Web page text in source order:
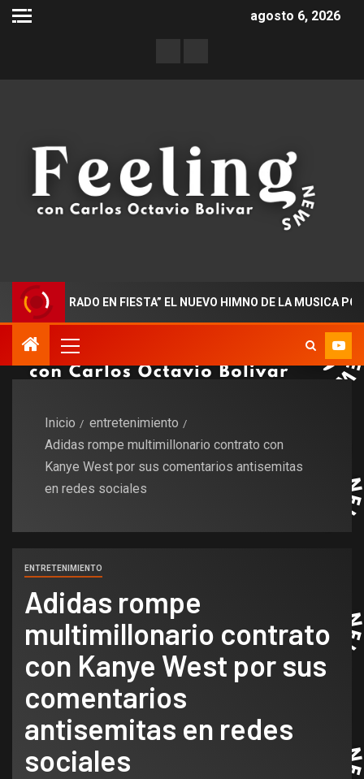
agosto 6, 2026
EN FIESTA” EL NUEVO HIMNO DE LA MUSICA POPULAR
Inicio
entretenimiento
Adidas rompe multimillonario contrato con
Kanye West por sus comentarios antisemitas
en redes sociales
ENTRETENIMIENTO
Adidas rompe
multimillonario contrato
con Kanye West por sus
comentarios
antisemitas en redes
sociales